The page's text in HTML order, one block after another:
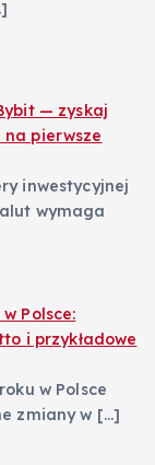
— zyskaj
pierwsze
inwestycyjnej
wymaga
Polsce:
i przykładowe
w Polsce
zmiany w […]